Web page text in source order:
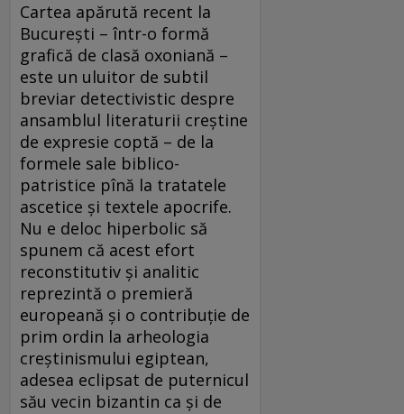
Cartea apărută recent la
București – într-o formă
grafică de clasă oxoniană –
este un uluitor de subtil
breviar detectivistic despre
ansamblul literaturii creștine
de expresie coptă – de la
formele sale biblico-
patristice pînă la tratatele
ascetice și textele apocrife.
Nu e deloc hiperbolic să
spunem că acest efort
reconstitutiv și analitic
reprezintă o premieră
europeană și o contribuție de
prim ordin la arheologia
creștinismului egiptean,
adesea eclipsat de puternicul
său vecin bizantin ca și de